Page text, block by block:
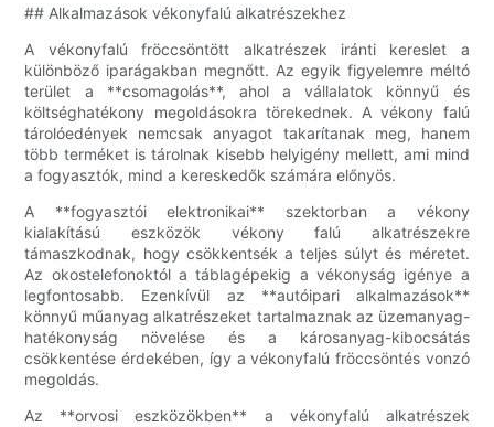
## Alkalmazások vékonyfalú alkatrészekhez
A vékonyfalú fröccsöntött alkatrészek iránti kereslet a
különböző iparágakban megnőtt. Az egyik figyelemre méltó
terület a **csomagolás**, ahol a vállalatok könnyű és
költséghatékony megoldásokra törekednek. A vékony falú
tárolóedények nemcsak anyagot takarítanak meg, hanem
több terméket is tárolnak kisebb helyigény mellett, ami mind
a fogyasztók, mind a kereskedők számára előnyös.
A **fogyasztói elektronikai** szektorban a vékony
kialakítású eszközök vékony falú alkatrészekre
támaszkodnak, hogy csökkentsék a teljes súlyt és méretet.
Az okostelefonoktól a táblagépekig a vékonyság igénye a
legfontosabb. Ezenkívül az **autóipari alkalmazások**
könnyű műanyag alkatrészeket tartalmaznak az üzemanyag-
hatékonyság növelése és a károsanyag-kibocsátás
csökkentése érdekében, így a vékonyfalú fröccsöntés vonzó
megoldás.
Az **orvosi eszközökben** a vékonyfalú alkatrészek